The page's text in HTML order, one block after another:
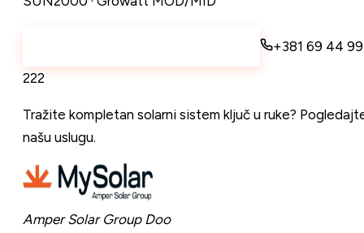
+381 69 44 99
222
Tražite kompletan solarni sistem ključ u ruke?
našu uslugu.
Amper Solar Group Doo